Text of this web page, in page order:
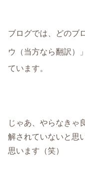
ブログでは、どのブ
ウ（当方なら翻訳）
ています。
じゃあ、やらなきゃ
解されていないと思
思います（笑）